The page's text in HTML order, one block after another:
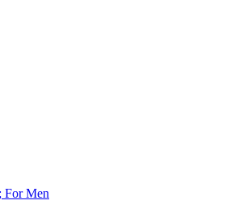
For Men